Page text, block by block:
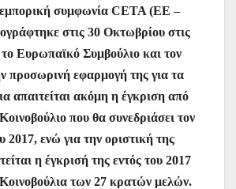
s
A
p
p
l
e
st
s
e
n
g
er
gr
a
m
ρ
α
σ
τε
ίτ
ε
εμπορική συμφωνία CETA (ΕΕ –
στις 30 Οκτωβρίου στις
Ευρωπαϊκό Συμβούλιο και τον
προσωρινή εφαρμογή της για τα
απαιτείται ακόμη η έγκριση από
που θα συνεδριάσει τον
2017, ενώ για την οριστική της
η έγκρισή της εντός του 2017
των 27 κρατών μελών.